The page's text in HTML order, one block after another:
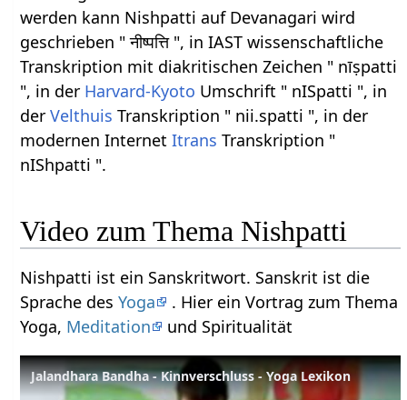
werden kann Nishpatti auf Devanagari wird
geschrieben " नीष्पत्ति ", in IAST wissenschaftliche
Transkription mit diakritischen Zeichen " nīṣpatti
", in der Harvard-Kyoto Umschrift " nISpatti ", in
derVelthuis Transkription " nii.spatti ", in der
modernen InternetItrans Transkription "
nIShpatti ".
Video zum Thema Nishpatti
Nishpatti ist ein Sanskritwort. Sanskrit ist die
Sprache desYoga
. Hier ein Vortrag zum Thema
Yoga, Meditation und Spiritualität
Jalandhara Bandha - Kinnverschluss - Yoga Lexikon